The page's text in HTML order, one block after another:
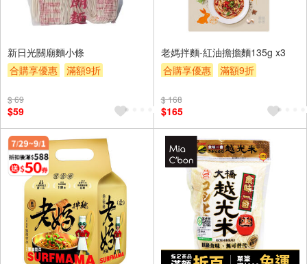
新日光關廟麵小條
合購享優惠
滿額9折
$ 69
$59
老媽拌麵-紅油擔擔麵135g x3
合購享優惠
滿額9折
$ 168
$165